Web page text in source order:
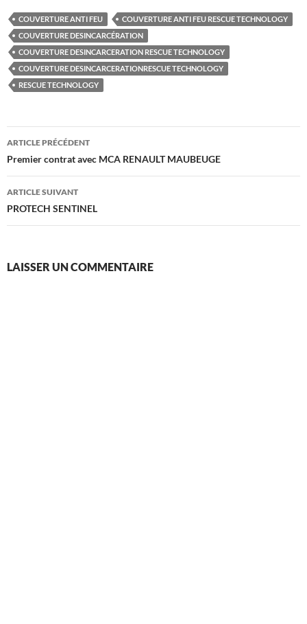
COUVERTURE ANTI FEU
COUVERTURE ANTI FEU RESCUE TECHNOLOGY
COUVERTURE DESINCARCÉRATION
COUVERTURE DESINCARCERATION RESCUE TECHNOLOGY
COUVERTURE DESINCARCERATIONRESCUE TECHNOLOGY
RESCUE TECHNOLOGY
Navigation
des
articles
ARTICLE PRÉCÉDENT
Premier contrat avec MCA RENAULT MAUBEUGE
ARTICLE SUIVANT
PROTECH SENTINEL
LAISSER UN COMMENTAIRE